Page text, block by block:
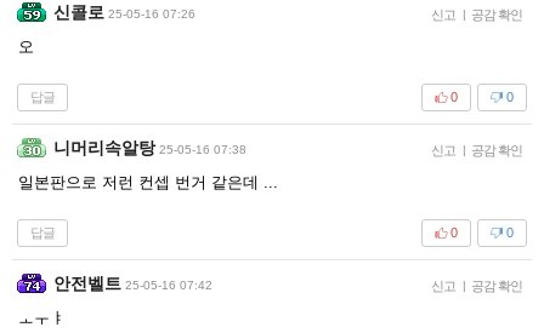
신콜로 25-05-16 07:26 신고 | 공감 확인
오
답글 0
0
니머리속알탕 25-05-16 07:38 신고 | 공감 확인
일본판으로 저런 컨셉 번거 같은데 ...
답글 0
0
안전벨트 25-05-16 07:42 신고 | 공감 확인
ㅗㅜㅑ